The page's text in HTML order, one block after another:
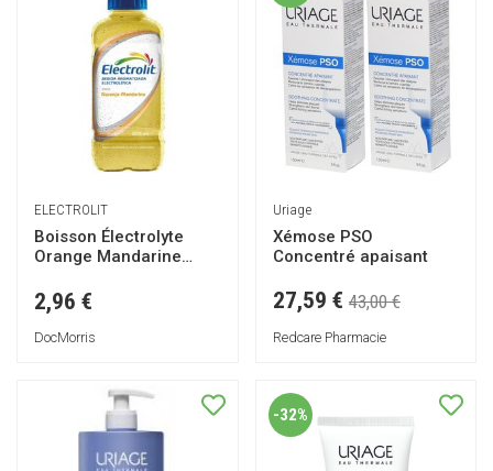
ELECTROLIT
Boisson Électrolyte
Orange Mandarine
2,96 €
DocMorris
Uriage
Xémose PSO
Concentré apaisant
27,59 € 43,00 €
Redcare Pharmacie
-32%